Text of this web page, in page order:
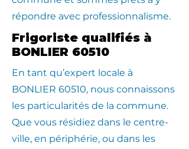
répondre avec professionnalisme.
Frigoriste qualifiés à
BONLIER 60510
En tant qu’expert locale à
BONLIER 60510, nous connaissons
les particularités de la commune.
Que vous résidiez dans le centre-
ville, en périphérie, ou dans les